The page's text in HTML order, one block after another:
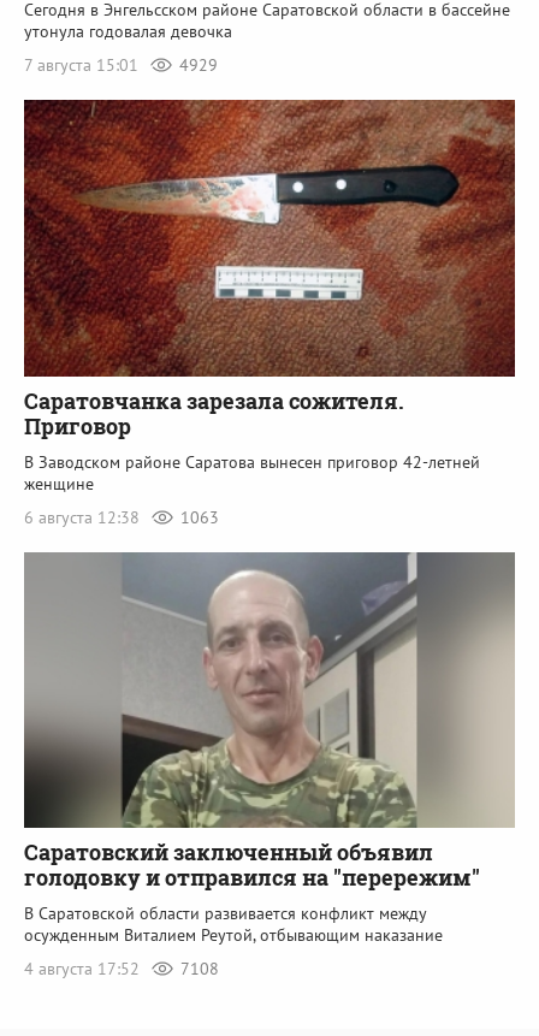
Сегодня в Энгельсском районе Саратовской области в бассейне
утонула годовалая девочка
7 августа 15:01
4929
Саратовчанка зарезала сожителя.
Приговор
В Заводском районе Саратова вынесен приговор 42-летней
женщине
6 августа 12:38
1063
Саратовский заключенный объявил
голодовку и отправился на "перережим"
В Саратовской области развивается конфликт между
осужденным Виталием Реутой, отбывающим наказание
4 августа 17:52
7108